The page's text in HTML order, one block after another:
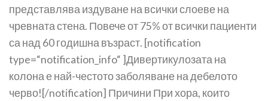
представлява издуване на всички слоеве на
чревната сте­на. Повече от 75% от всички пациенти
са над 60 годишна възраст. [notification
type=“notification_info“ ]Дивертикулозата на
колона е най-честото заболяване на дебелото
черво![/notification] Причини При хора, които